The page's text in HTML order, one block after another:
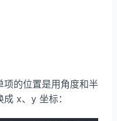
项的位置是用角度和半
x、y 坐标：